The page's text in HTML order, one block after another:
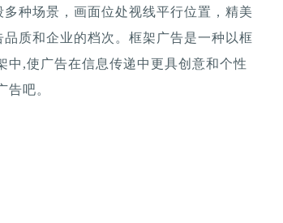
种场景，画面位处视线平行位置，精美
质和企业的档次。框架广告是一种以框
中,使广告在信息传递中更具创意和个性
吧。